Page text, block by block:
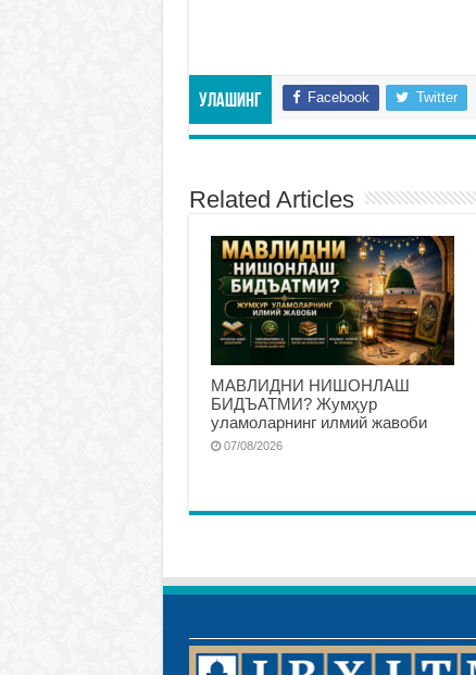
Улашинг Facebook Twitter
Related Articles
МАВЛИДНИ НИШОНЛАШ
БИДЪАТМИ? Жумҳур
уламоларнинг илмий жавоби
07/08/2026